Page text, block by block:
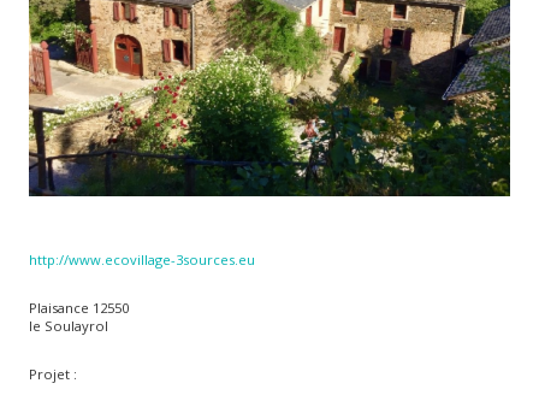
http://www.ecovillage-3sources.eu
Plaisance 12550
le Soulayrol
Projet :